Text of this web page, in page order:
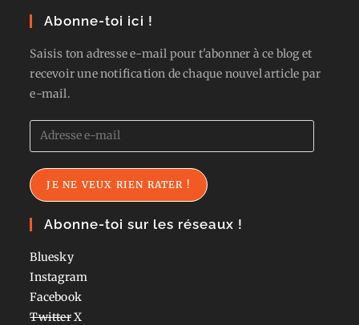
Abonne-toi ici !
Saisis ton adresse e-mail pour t'abonner à ce blog et
recevoir une notification de chaque nouvel article par
e-mail.
Adresse
e-
mail
JE NE VEUX RIEN RATER !
Abonne-toi sur les réseaux !
Bluesky
Instagram
Facebook
TwitterX